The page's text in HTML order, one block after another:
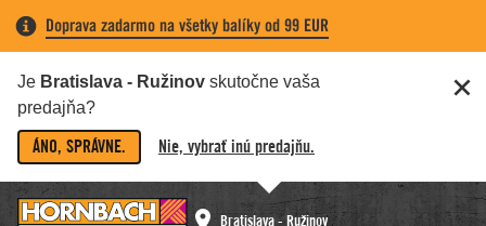
Doprava zadarmo na všetky balíky od 99 EUR
Je Bratislava - Ružinov skutočne vaša
predajňa?
ÁNO, SPRÁVNE. Nie, vybrať inú predajňu.
Bratislava - Ružinov